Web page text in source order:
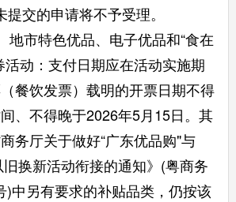
交的申请将不予受理。
地市特色优品、电子优品和“食在
活动：支付日期应在活动实施期
餐饮发票）载明的开票日期不得
、不得晚于2026年5月15日。其
务厅关于做好“广东优品购"与
换新活动衔接的通知》(粤商务
)中另有要求的补贴品类，仍按该